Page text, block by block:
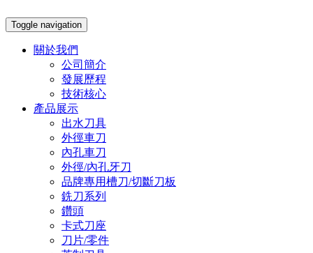
Toggle navigation
關於我們
公司簡介
發展歷程
技術核心
產品展示
出水刀具
外徑車刀
內孔車刀
外徑/內孔牙刀
品牌專用槽刀/切斷刀板
銑刀系列
鑽頭
卡式刀座
刀片/零件